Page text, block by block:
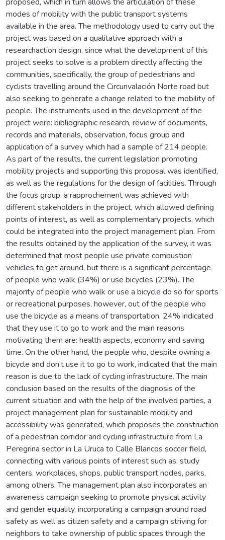
modes of mobility with the public transport systems
available in the area. The methodology used to carry out the
project was based on a qualitative approach with a
researchaction design, since what the development of this
project seeks to solve is a problem directly affecting the
communities, specifically, the group of pedestrians and
cyclists travelling around the Circunvalación Norte road but
also seeking to generate a change related to the mobility of
people. The instruments used in the development of the
project were: bibliographic research, review of documents,
records and materials, observation, focus group and
application of a survey which had a sample of 214 people.
As part of the results, the current legislation promoting
mobility projects and supporting this proposal was identified,
as well as the regulations for the design of facilities. Through
the focus group, a rapprochement was achieved with
different stakeholders in the project, which allowed defining
points of interest, as well as complementary projects, which
could be integrated into the project management plan. From
the results obtained by the application of the survey, it was
determined that most people use private combustion
vehicles to get around, but there is a significant percentage
of people who walk (34%) or use bicycles (23%). The
majority of people who walk or use a bicycle do so for sports
or recreational purposes, however, out of the people who
use the bicycle as a means of transportation, 24% indicated
that they use it to go to work and the main reasons
motivating them are: health aspects, economy and saving
time. On the other hand, the people who, despite owning a
bicycle and don’t use it to go to work, indicated that the main
reason is due to the lack of cycling infrastructure. The main
conclusion based on the results of the diagnosis of the
current situation and with the help of the involved parties, a
project management plan for sustainable mobility and
accessibility was generated, which proposes the construction
of a pedestrian corridor and cycling infrastructure from La
Peregrina sector in La Uruca to Calle Blancos soccer field,
connecting with various points of interest such as: study
centers, workplaces, shops, public transport nodes, parks,
among others. The management plan also incorporates an
awareness campaign seeking to promote physical activity
and gender equality, incorporating a campaign around road
safety as well as citizen safety and a campaign striving for
neighbors to take ownership of public spaces through the